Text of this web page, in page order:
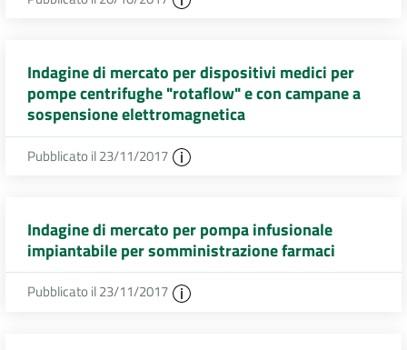
Indagine di mercato per dispositivi medici per
pompe centrifughe "rotaflow" e con campane a
sospensione elettromagnetica
Pubblicato il 23/11/2017
Indagine di mercato per pompa infusionale
impiantabile per somministrazione farmaci
Pubblicato il 23/11/2017